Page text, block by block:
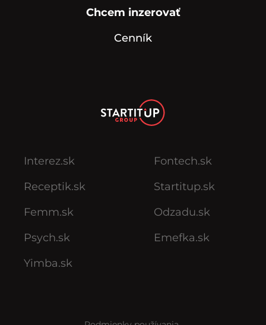
Chcem inzerovať
Cenník
Interez.sk
Receptik.sk
Femm.sk
Psych.sk
Yimba.sk
Fontech.sk
Startitup.sk
Odzadu.sk
Emefka.sk